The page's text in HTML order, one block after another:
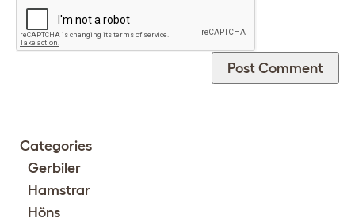
Categories
Gerbiler
Hamstrar
Höns